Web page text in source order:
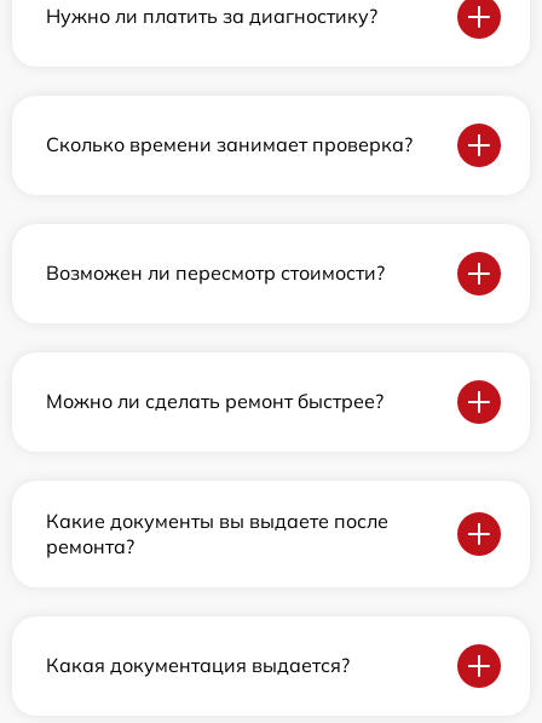
Нужно ли платить за диагностику?
Сколько времени занимает проверка?
Возможен ли пересмотр стоимости?
Можно ли сделать ремонт быстрее?
Какие документы вы выдаете после
ремонта?
Какая документация выдается?